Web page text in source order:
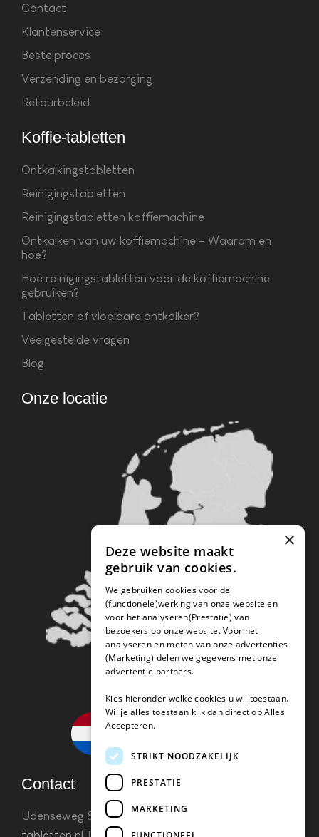
Contact
Klantenservice
Bestelproces
Verzending en bezorging
Retourbeleid
Koffie-tabletten
Ontkalkingstabletten
Reinigingstabletten
Reinigingstabletten koffiemachine
Ontkalken van uw koffiemachine – Waarom en
hoe?
Hoe reinigingstabletten voor de koffiemachine
gebruiken?
Tabletten of vloeibare ontkalker?
Veelgestelde vragen
Blog
Onze locatie
Contact
Udenseweg 8B 5405 PA Udeninfo(@)koffie-
×
Deze website maakt
gebruik van cookies.
We gebruiken cookies voor de
(functionele)werking van onze website en
voor het analyseren(Prestatie) van
bezoekers op onze website. Voor het
analyseren en meten van onze advertenties
(Marketing) delen we gegevens met onze
advertentie partners.
Kies hieronder welke cookies u wil toestaan.
Wil je alles toestaan klik dan direct op Alles
Accepteren.
STRIKT NOODZAKELIJK
PRESTATIE
MARKETING